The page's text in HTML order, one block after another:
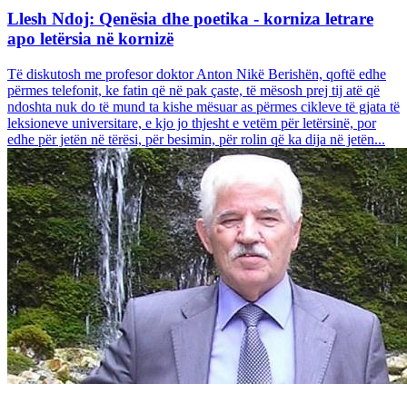
Llesh Ndoj: Qenësia dhe poetika - korniza letrare
apo letërsia në kornizë
Të diskutosh me profesor doktor Anton Nikë Berishën, qoftë edhe
përmes telefonit, ke fatin që në pak çaste, të mësosh prej tij atë që
ndoshta nuk do të mund ta kishe mësuar as përmes cikleve të gjata të
leksioneve universitare, e kjo jo thjesht e vetëm për letërsinë, por
edhe për jetën në tërësi, për besimin, për rolin që ka dija në jetën...